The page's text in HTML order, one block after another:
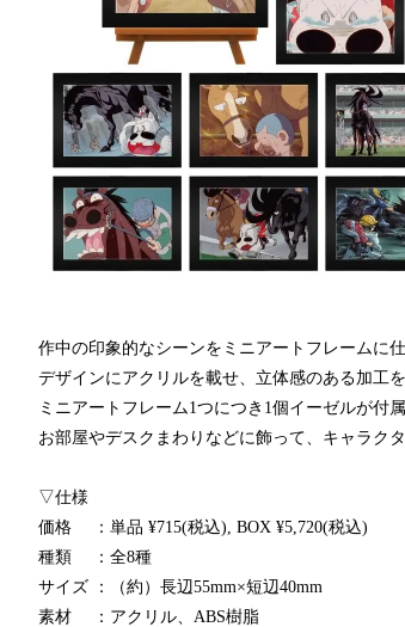
作中の印象的なシーンをミニアートフレームに
デザインにアクリルを載せ、立体感のある加工
ミニアートフレーム1つにつき1個イーゼルが付
お部屋やデスクまわりなどに飾って、キャラク
▽仕様
価格 ：単品 ¥715(税込), BOX ¥5,720(税込)
種類 ：全8種
サイズ ：（約）長辺55mm×短辺40mm
素材 ：アクリル、ABS樹脂